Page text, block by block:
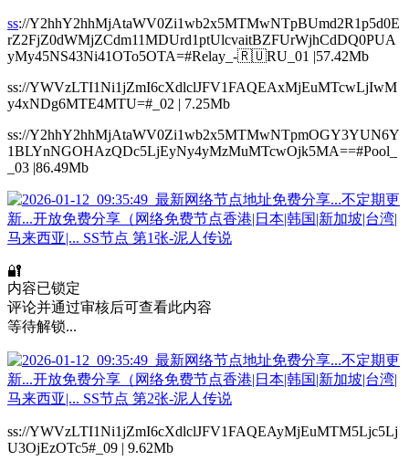
ss://Y2hhY2hhMjAtaWV0Zi1wb2x5MTMwNTpBUmd2R1p5d0E
rZ2FjZ0dWMjZCdm11MDUrd1ptUlcvaitBZFUrWjhCdDQ0PUA
yMy45NS43Ni41OTo5OTA=#Relay_-🇷🇺RU_01 |57.42Mb
ss://YWVzLTI1Ni1jZmI6cXdlclJFV1FAQEAxMjEuMTcwLjIwM
y4xNDg6MTE4MTU=#_02 | 7.25Mb
ss://Y2hhY2hhMjAtaWV0Zi1wb2x5MTMwNTpmOGY3YUN6Y
1BLYnNGOHAzQDc5LjEyNy4yMzMuMTcwOjk5MA==#Pool_
_03 |86.49Mb
🔐
内容已锁定
评论并通过审核后可查看此内容
等待解锁...
ss://YWVzLTI1Ni1jZmI6cXdlclJFV1FAQEAyMjEuMTM5Ljc5Lj
U3OjEzOTc5#_09 | 9.62Mb